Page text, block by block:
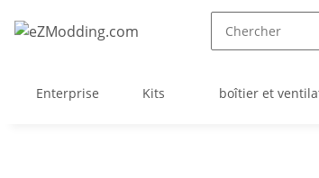
Enterprise Kits boîtier et